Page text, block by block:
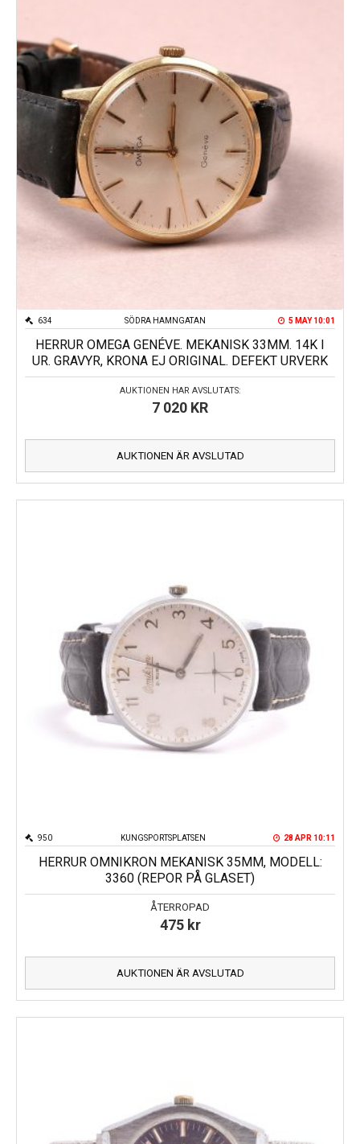
SÖDRA HAMNGATAN
634 5 MAY 10:01
HERRUR OMEGA GENÉVE. MEKANISK 33MM. 14K I
UR. GRAVYR, KRONA EJ ORIGINAL. DEFEKT URVERK
AUKTIONEN HAR AVSLUTATS:
7 020 KR
AUKTIONEN ÄR AVSLUTAD
KUNGSPORTSPLATSEN
950 28 APR 10:11
HERRUR OMNIKRON MEKANISK 35MM, MODELL:
3360 (REPOR PÅ GLASET)
ÅTERROPAD
475 kr
AUKTIONEN ÄR AVSLUTAD